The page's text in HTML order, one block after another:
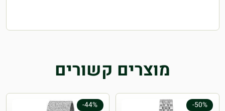
מוצרים קשורים
-50%
-44%